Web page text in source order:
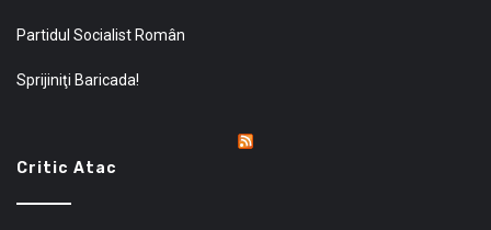
Partidul Socialist Român
Sprijiniţi Baricada!
Critic Atac